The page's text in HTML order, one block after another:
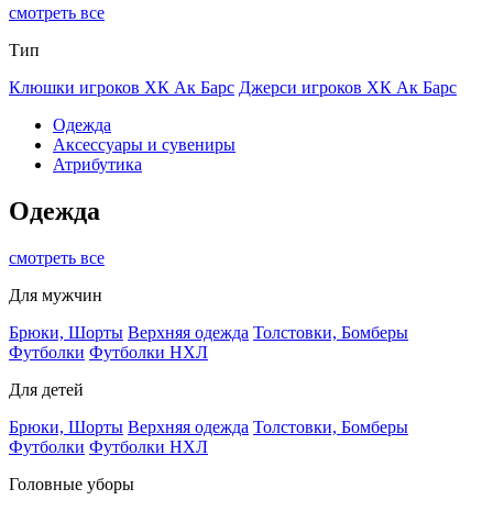
смотреть все
Тип
Клюшки игроков ХК Ак Барс Джерси игроков ХК Ак Барс
Одежда
Аксессуары и сувениры
Атрибутика
Одежда
смотреть все
Для мужчин
Брюки, Шорты Верхняя одежда Толстовки, Бомберы
Футболки Футболки НХЛ
Для детей
Брюки, Шорты Верхняя одежда Толстовки, Бомберы
Футболки Футболки НХЛ
Головные уборы